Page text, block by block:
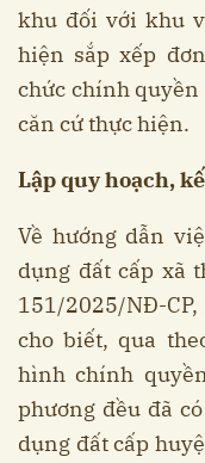
khu đối với khu
hiện sắp xếp
chức chính quyền
căn cứ thực hiện.
Lập quy hoạch,
Về hướng dẫn
dụng đất cấp xã
151/2025/NĐ-
cho biết, qua
hình chính
phương đều đã
dụng đất cấp